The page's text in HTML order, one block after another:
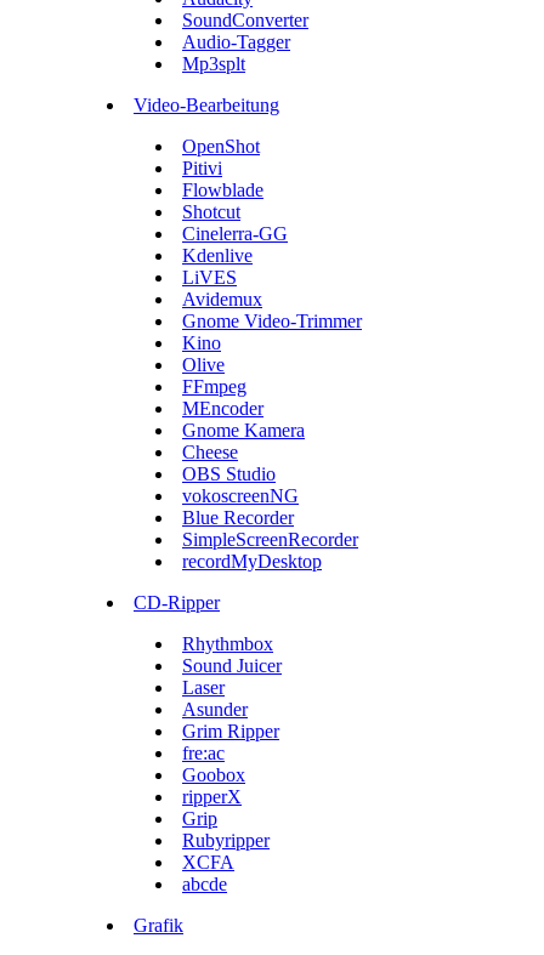
SoundConverter
Audio-Tagger
Mp3splt
Video-Bearbeitung
OpenShot
Pitivi
Flowblade
Shotcut
Cinelerra-GG
Kdenlive
LiVES
Avidemux
Gnome Video-Trimmer
Kino
Olive
FFmpeg
MEncoder
Gnome Kamera
Cheese
OBS Studio
vokoscreenNG
Blue Recorder
SimpleScreenRecorder
recordMyDesktop
CD-Ripper
Rhythmbox
Sound Juicer
Laser
Asunder
Grim Ripper
fre:ac
Goobox
ripperX
Grip
Rubyripper
XCFA
abcde
Grafik